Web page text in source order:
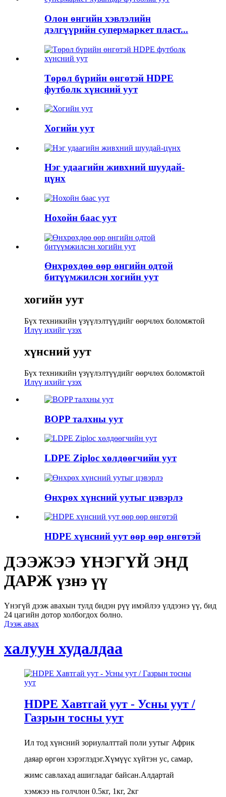
Олон өнгийн хэвлэлийн
дэлгүүрийн супермаркет пласт...
Төрөл бүрийн өнгөтэй HDPE
футболк хүнсний уут
Хогийн уут
Нэг удаагийн живхний шуудай-
цүнх
Нохойн баас уут
Өнхрөхдөө өөр өнгийн одтой
битүүмжилсэн хогийн уут
хогийн уут
Бүх техникийн үзүүлэлтүүдийг өөрчлөх боломжтой
Илүү ихийг үзэх
хүнсний уут
Бүх техникийн үзүүлэлтүүдийг өөрчлөх боломжтой
Илүү ихийг үзэх
BOPP талхны уут
LDPE Ziploc хөлдөөгчийн уут
Өнхрөх хүнсний уутыг цэвэрлэ
HDPE хүнсний уут өөр өөр өнгөтэй
ДЭЭЖЭЭ ҮНЭГҮЙ ЭНД
ДАРЖ үзнэ үү
Үнэгүй дээж авахын тулд бидэн рүү имэйлээ үлдээнэ үү, бид
24 цагийн дотор холбогдох болно.
Дээж авах
халуун худалдаа
HDPE Хавтгай уут - Усны уут /
Газрын тосны уут
Ил тод хүнсний зориулалттай поли уутыг Африк
даяар өргөн хэрэглэдэг.Хүмүүс хүйтэн ус, самар,
жимс савлахад ашигладаг байсан.Алдартай
хэмжээ нь голчлон 0.5кг, 1кг, 2кг